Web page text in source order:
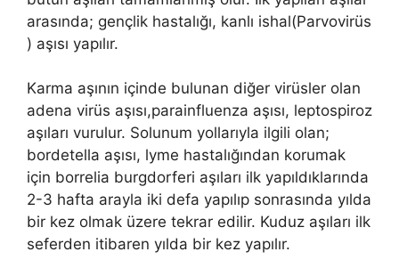
arasında; gençlik hastalığı, kanlı ishal(Parvovirüs
) aşısı yapılır.
Karma aşının içinde bulunan diğer virüsler olan
adena virüs aşısı,parainfluenza aşısı, leptospiroz
aşıları vurulur. Solunum yollarıyla ilgili olan;
bordetella aşısı, lyme hastalığından korumak
için borrelia burgdorferi aşıları ilk yapıldıklarında
2-3 hafta arayla iki defa yapılıp sonrasında yılda
bir kez olmak üzere tekrar edilir. Kuduz aşıları ilk
seferden itibaren yılda bir kez yapılır.